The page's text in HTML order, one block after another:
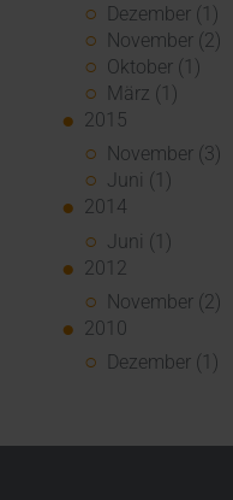
Dezember (1)
November (2)
Oktober (1)
März (1)
2015
November (3)
Juni (1)
2014
Juni (1)
2012
November (2)
2010
Dezember (1)